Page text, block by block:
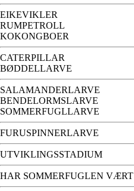
EIKEVIKLER
RUMPETROLL
KOKONGBOER
CATERPILLAR
BØDDELLARVE
SALAMANDERLARVE
BENDELORMSLARVE
SOMMERFUGLLARVE
FURUSPINNERLARVE
UTVIKLINGSSTADIUM
HAR SOMMERFUGLEN VÆRT